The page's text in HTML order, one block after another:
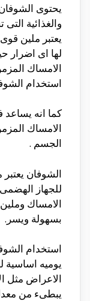
يحتوى
والغذائية
يعتبر ملين
لها اى اضرار
الامساك
استخدام
كما انه
الامساك
الجسم .
الشوفان
للجهاز
الامساك
بسهولة ويسر.
استخدام
يوميه اساسية
الاعراض مثل
يبطىء من